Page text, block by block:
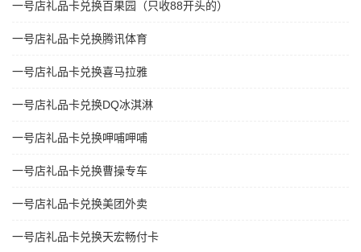
一号店礼品卡兑换百果园（只收88开头的）
一号店礼品卡兑换腾讯体育
一号店礼品卡兑换喜马拉雅
一号店礼品卡兑换DQ冰淇淋
一号店礼品卡兑换呷哺呷哺
一号店礼品卡兑换曹操专车
一号店礼品卡兑换美团外卖
一号店礼品卡兑换天宏畅付卡